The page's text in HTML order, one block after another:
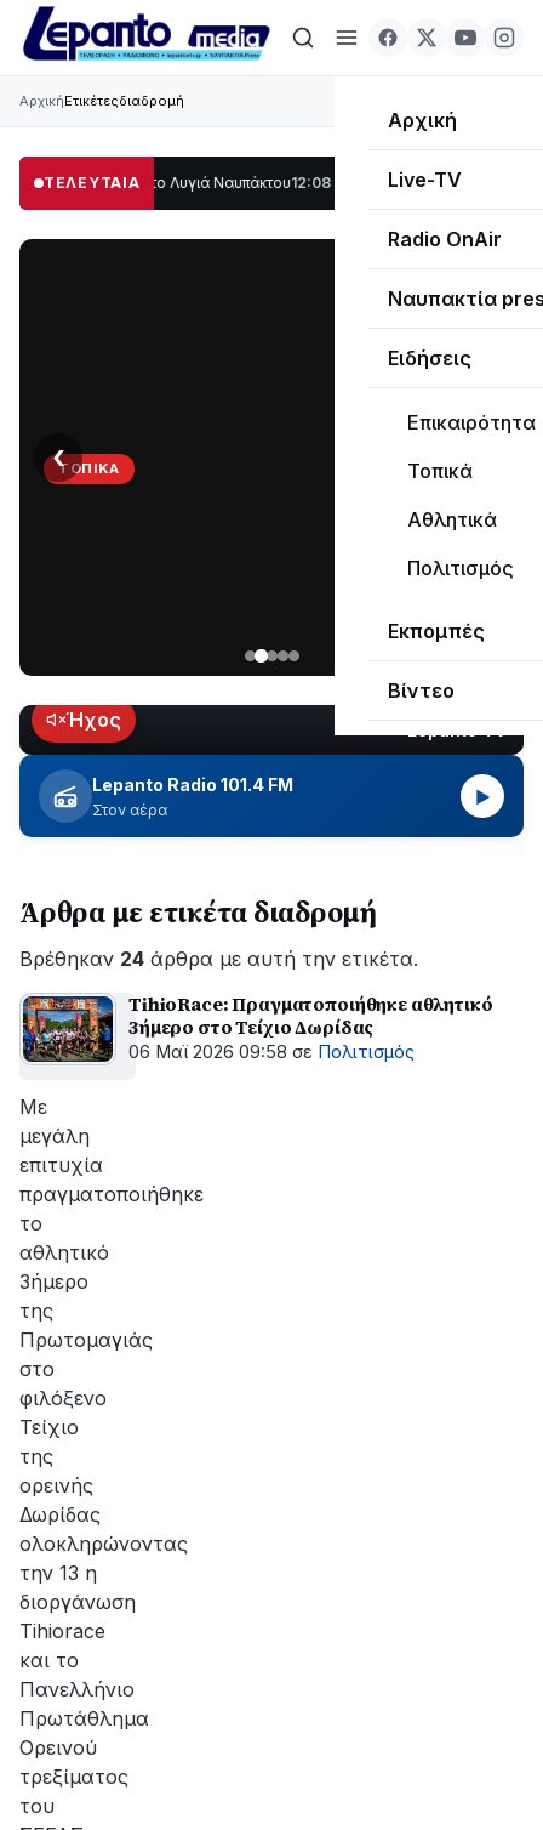
Αρχική
Live-TV
Radio OnAir
Ναυπακτία
Ειδήσεις
Επικαιρότητα
Τοπικά
Αθλητικά
Πολιτισμός
Εκπομπές
Βίντεο
ΑρχικήΕτικέτεςδιαδρομή
ΤΕΛΕΥΤΑΙΑ
μέρος στο Λυγιά Ναυπάκτου12:08 Σε τροχιά υλοποίησης η Παράκαμψη
ΤΟΠΙΚΆ
Ναυπάκτου
εδώ
και
περίπου
δύο
ώρες
εξέλιξη
οι
εργασίες
ΔΕΔΔΗΕ
για
την
της
βλάβης
‹
LIVEΉχος
Lepanto Radio 101.4 FM
Στον αέρα
▶
Άρθρα με ετικέτα διαδρομή
Βρέθηκαν 24 άρθρα με αυτή την ετικέτα.
TihioRace: Πραγματοποιήθηκε αθλητικό
3ήμερο στο Τείχιο Δωρίδας
06 Μαϊ 2026 09:58 σε Πολιτισμός
Με
μεγάλη
επιτυχία
πραγματοποιήθηκε
το
αθλητικό
3ήμερο
της
Πρωτομαγιάς
στο
φιλόξενο
Τείχιο
της
ορεινής
Δωρίδας
ολοκληρώνοντας
την 13 η
διοργάνωση
Tihiorace
και το
Πανελλήνιο
Πρωτάθλημα
Ορεινού
τρεξίματος
του